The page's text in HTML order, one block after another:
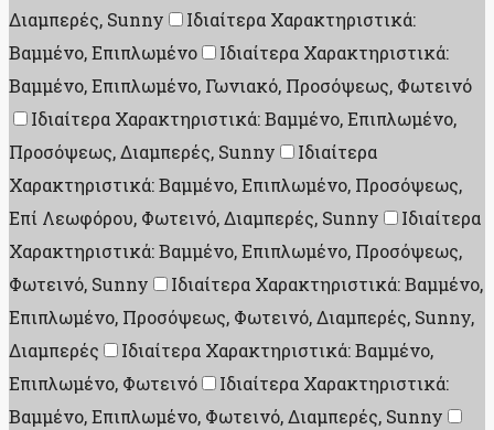
Διαμπερές, Sunny
Ιδιαίτερα Χαρακτηριστικά:
Βαμμένο, Επιπλωμένο
Ιδιαίτερα Χαρακτηριστικά:
Βαμμένο, Επιπλωμένο, Γωνιακό, Προσόψεως, Φωτεινό
Ιδιαίτερα Χαρακτηριστικά: Βαμμένο, Επιπλωμένο,
Προσόψεως, Διαμπερές, Sunny
Ιδιαίτερα
Χαρακτηριστικά: Βαμμένο, Επιπλωμένο, Προσόψεως,
Επί Λεωφόρου, Φωτεινό, Διαμπερές, Sunny
Ιδιαίτερα
Χαρακτηριστικά: Βαμμένο, Επιπλωμένο, Προσόψεως,
Φωτεινό, Sunny
Ιδιαίτερα Χαρακτηριστικά: Βαμμένο,
Επιπλωμένο, Προσόψεως, Φωτεινό, Διαμπερές, Sunny,
Διαμπερές
Ιδιαίτερα Χαρακτηριστικά: Βαμμένο,
Επιπλωμένο, Φωτεινό
Ιδιαίτερα Χαρακτηριστικά:
Βαμμένο, Επιπλωμένο, Φωτεινό, Διαμπερές, Sunny